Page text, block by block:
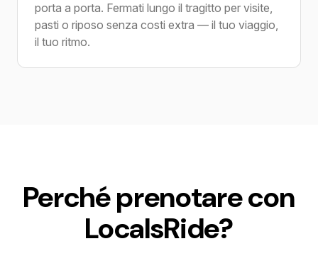
porta a porta. Fermati lungo il tragitto per visite,
pasti o riposo senza costi extra — il tuo viaggio,
il tuo ritmo.
Perché prenotare con
LocalsRide?